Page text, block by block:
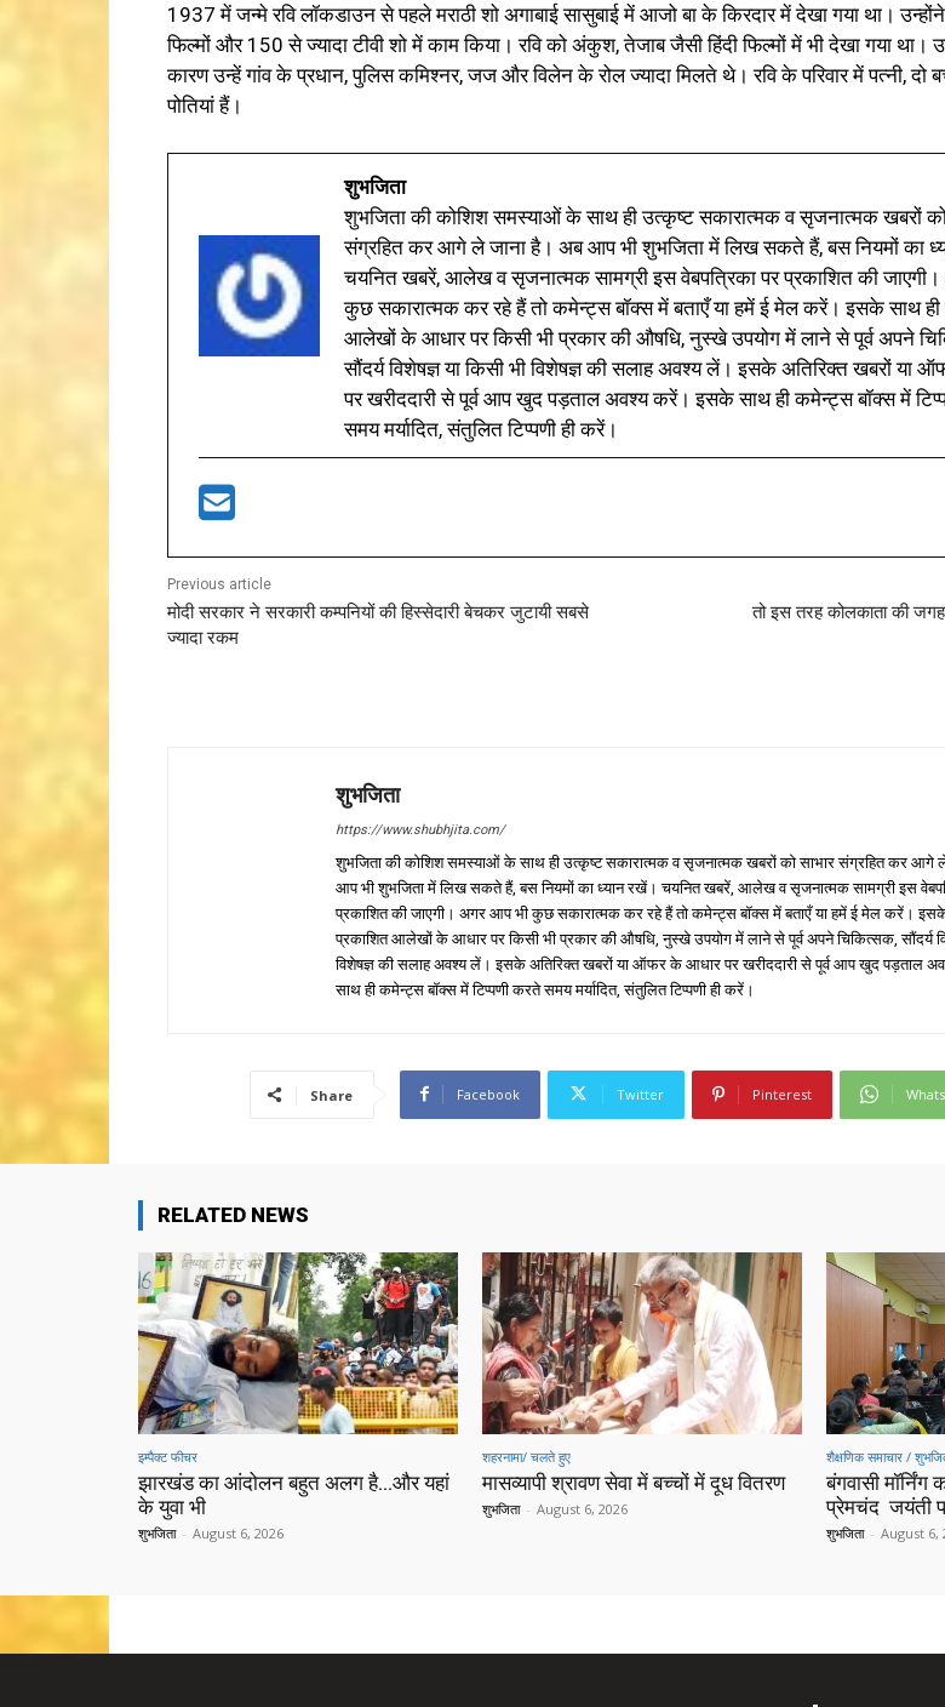
1937 में जन्मे रवि लॉकडाउन से पहले मराठी शो अगाबाई सासुबाई में आजो बा के किरदार में देखा गया था।
फिल्मों और 150 से ज्यादा टीवी शो में काम किया। रवि को अंकुश, तेजाब जैसी हिंदी फिल्मों में भी देखा गया
कारण उन्हें गांव के प्रधान, पुलिस कमिश्नर, जज और विलेन के रोल ज्यादा मिलते थे। रवि के परिवार में पत्नी, दो
पोतियां हैं।
शुभजिता
शुभजिता की कोशिश समस्याओं के साथ ही उत्कृष्ट सकारात्मक व सृजनात्मक खबरों को
संग्रहित कर आगे ले जाना है। अब आप भी शुभजिता में लिख सकते हैं, बस नियमों का
चयनित खबरें, आलेख व सृजनात्मक सामग्री इस वेबपत्रिका पर प्रकाशित की
कुछ सकारात्मक कर रहे हैं तो कमेन्ट्स बॉक्स में बताएँ या हमें ई मेल करें। इसके साथ ही
आलेखों के आधार पर किसी भी प्रकार की औषधि, नुस्खे उपयोग में लाने से पूर्व अपने
सौंदर्य विशेषज्ञ या किसी भी विशेषज्ञ की सलाह अवश्य लें। इसके अतिरिक्त खबरों या
पर खरीददारी से पूर्व आप खुद पड़ताल अवश्य करें। इसके साथ ही कमेन्ट्स बॉक्स में
समय मर्यादित, संतुलित टिप्पणी ही करें।
Previous article
मोदी सरकार ने सरकारी कम्पनियों की हिस्सेदारी बेचकर जुटायी सबसे
ज्यादा रकम
तो इस तरह कोलकाता की जगह
शुभजिता
https://www.shubhjita.com/
शुभजिता की कोशिश समस्याओं के साथ ही उत्कृष्ट सकारात्मक व सृजनात्मक खबरों को साभार संग्रहित कर आगे
आप भी शुभजिता में लिख सकते हैं, बस नियमों का ध्यान रखें। चयनित खबरें, आलेख व सृजनात्मक सामग्री इस
प्रकाशित की जाएगी। अगर आप भी कुछ सकारात्मक कर रहे हैं तो कमेन्ट्स बॉक्स में बताएँ या हमें ई मेल करें।
प्रकाशित आलेखों के आधार पर किसी भी प्रकार की औषधि, नुस्खे उपयोग में लाने से पूर्व अपने चिकित्सक, सौंदर्य
विशेषज्ञ की सलाह अवश्य लें। इसके अतिरिक्त खबरों या ऑफर के आधार पर खरीददारी से पूर्व आप खुद पड़ताल
साथ ही कमेन्ट्स बॉक्स में टिप्पणी करते समय मर्यादित, संतुलित टिप्पणी ही करें।
Share Facebook Twitter Pinterest
RELATED NEWS
इम्पैक्ट फीचर
झारखंड का आंदोलन बहुत अलग है…और यहां
के युवा भी
शुभजिता - August 6, 2026
शहरनामा/ चलते हुए
मासव्यापी श्रावण सेवा में बच्चों में दूध वितरण
शुभजिता - August 6, 2026
शैक्षणिक समाचार /
बंगवासी
प्रेमचंद जयंती
शुभजिता - August 6,